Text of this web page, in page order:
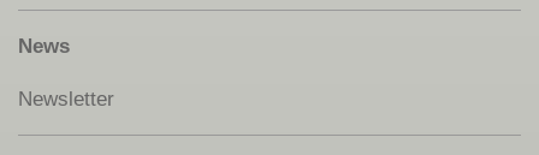
News
Newsletter